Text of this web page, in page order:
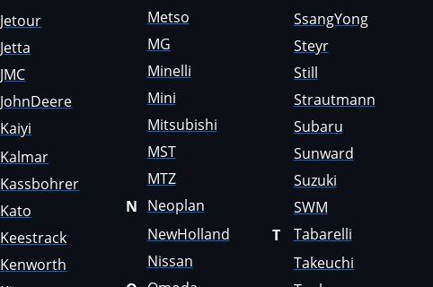
Jetour
Jetta
JMC
JohnDeere
Kaiyi
Kalmar
Kassbohrer
Kato
Keestrack
Kenworth
Metso
MG
Minelli
Mini
Mitsubishi
MST
MTZ
N Neoplan
NewHolland
Nissan
SsangYong
Steyr
Still
Strautmann
Subaru
Sunward
Suzuki
SWM
T
Tabarelli
Takeuchi